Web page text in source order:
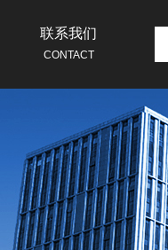
联系我们
CONTACT